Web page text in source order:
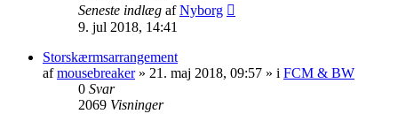
Seneste indlæg afNyborg
9. jul 2018, 14:41
Storskærmsarrangement
afmousebreaker» 21. maj 2018, 09:57 » i FCM & BW
0 Svar
2069 Visninger